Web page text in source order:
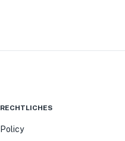
RECHTLICHES
Policy